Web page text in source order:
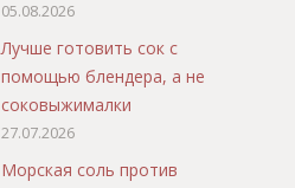
05.08.2026
Лучше готовить сок с
помощью блендера, а не
соковыжималки
27.07.2026
Морская соль против